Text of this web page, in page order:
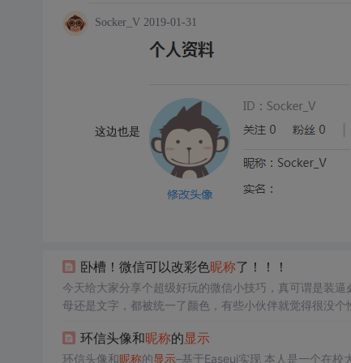
Socker_V 2019-01-31
这边也是
卧槽！微信可以改彩色昵称了！！！
今天给大家分享个超级好玩的微信小技巧，真可谓是装
母还是文字，都被统一了颜色，有些小伙伴就觉得很没
了。然后，将生成的字母复制到你...
环信头像和昵称的显示
环信头像和昵称的显示 –基于Easeui实现 本